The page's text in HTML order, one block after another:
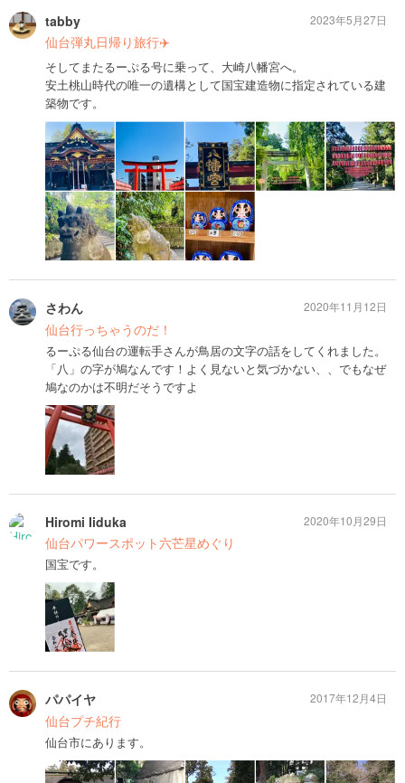
tabby
仙台弾丸日帰り旅行✈️
そしてまたるーぷる号に乗って、大崎八幡宮へ。
安土桃山時代の唯一の遺構として国宝建造物に指定されている建
築物です。
2023年5月27日
さわん
仙台行っちゃうのだ！
るーぷる仙台の運転手さんが鳥居の文字の話をしてくれました。
「八」の字が鳩なんです！よく見ないと気づかない、、でもなぜ
鳩なのかは不明だそうですよ
2020年11月12日
Hiromi Iiduka
仙台パワースポット六芒星めぐり
国宝です。
2020年10月29日
パパイヤ
仙台プチ紀行
仙台市にあります。
2017年12月4日